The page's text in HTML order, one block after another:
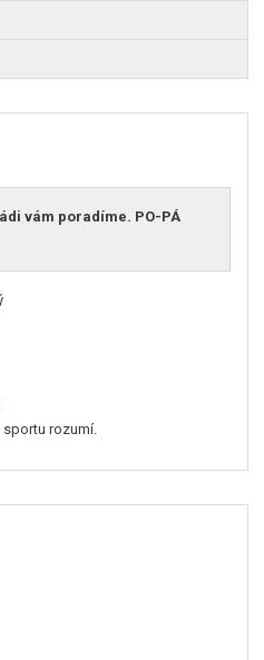
vám poradíme. PO-PÁ
rozumí.